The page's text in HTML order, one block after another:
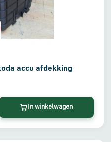
accu afdekking
In winkelwagen